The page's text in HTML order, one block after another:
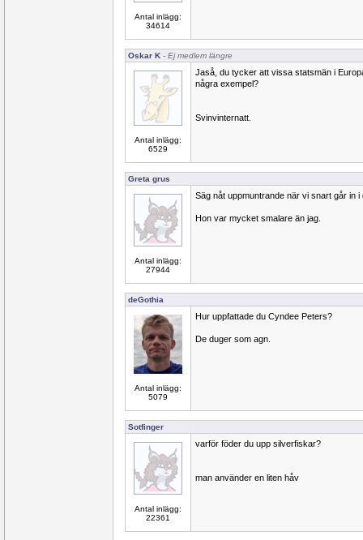
Antal inlägg:
34614
Oskar K - Ej medlem längre
Antal inlägg:
6529
Jaså, du tycker att vissa statsmän i
några exempel?
Svinvinternatt.
Greta grus
Antal inlägg:
27944
Säg nåt uppmuntrande när vi snart går in
Hon var mycket smalare än jag.
deGothia
Antal inlägg:
5079
Hur uppfattade du Cyndee Peters?
De duger som agn.
Sotfinger
Antal inlägg:
22361
varför föder du upp silverfiskar?
man använder en liten håv